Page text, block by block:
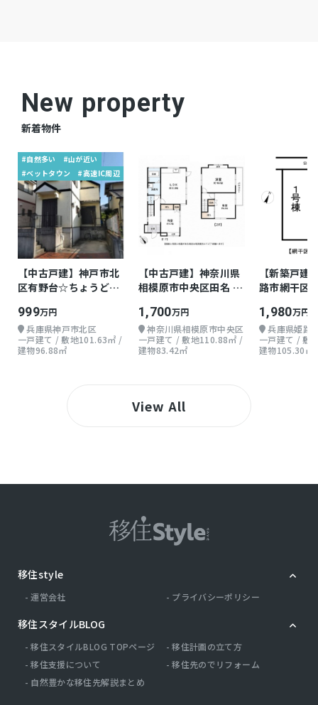
ハザードマップ)
New property
新着物件
#自然多い
#山が近い
#ベットタウン
#高速IC周辺
【中古戸建】神戸市北
区有野台☆ちょうどよ
999万円
兵庫県神戸市北区
一戸建て / 敷地101.63㎡ /
建物96.88㎡
【中古戸建】神奈川県
相模原市中央区田名 木
1,700万円
神奈川県相模原市中央区
一戸建て / 敷地110.88㎡ /
建物83.42㎡
【新築戸建
路市網干区
1,980万円
兵庫県姫路
一戸建て / 敷
建物105.30㎡
View All
移住style
運営会社 プライバシーポリシー
移住スタイルBLOG
移住スタイルBLOG TOPページ
移住計画の立て方
移住支援について
移住先のでリフォーム
自然豊かな移住先解説まとめ